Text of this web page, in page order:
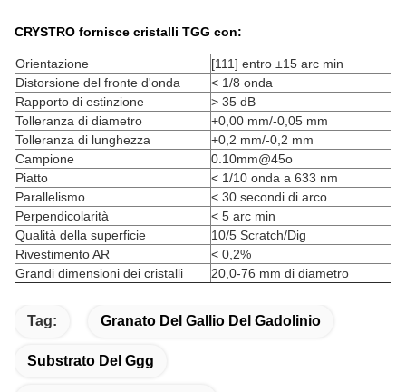
CRYSTRO fornisce cristalli TGG con:
Orientazione
[111] entro ±15 arc min
Distorsione del fronte d'onda
< 1/8 onda
Rapporto di estinzione
> 35 dB
Tolleranza di diametro
+0,00 mm/-0,05 mm
Tolleranza di lunghezza
+0,2 mm/-0,2 mm
Campione
0.10mm@45o
Piatto
< 1/10 onda a 633 nm
Parallelismo
< 30 secondi di arco
Perpendicolarità
< 5 arc min
Qualità della superficie
10/5 Scratch/Dig
Rivestimento AR
< 0,2%
Grandi dimensioni dei cristalli
20,0-76 mm di diametro
Tag: Granato Del Gallio Del Gadolinio
Substrato Del Ggg